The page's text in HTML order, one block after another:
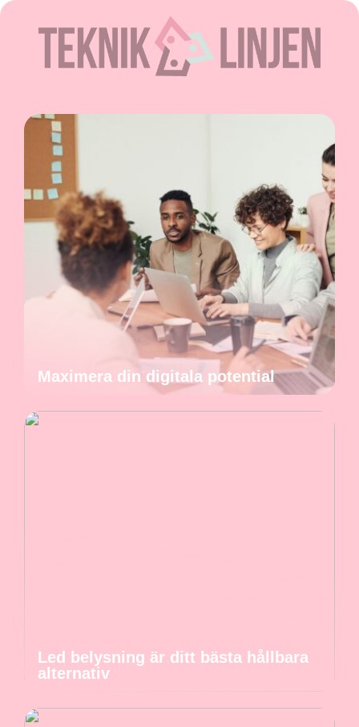
Maximera din digitala potential
Led belysning är ditt bästa hållbara
alternativ